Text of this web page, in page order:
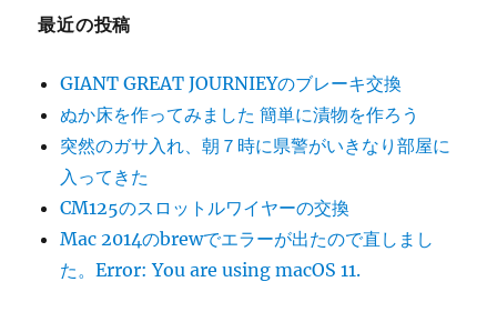
ス
ジ
り
最近の投稿
GIANT GREAT JOURNIEYのブレーキ交換
ぬか床を作ってみました 簡単に漬物を作ろう
突然のガサ入れ、朝７時に県警がいきなり部屋に
入ってきた
CM125のスロットルワイヤーの交換
Mac 2014のbrewでエラーが出たので直しまし
た。Error: You are using macOS 11.